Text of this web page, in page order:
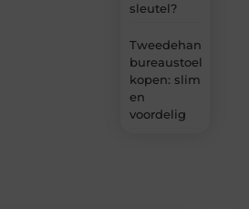
sleutel?
Tweedehands
bureaustoel
kopen: slim
en
voordelig